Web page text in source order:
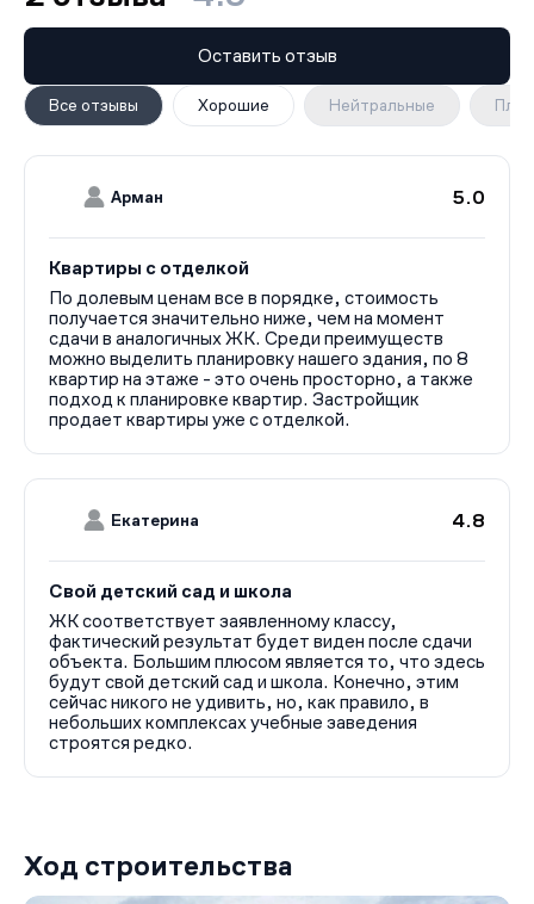
Все отзывы Хорошие Нейтральные
Оставить отзыв
Арман 5.0
Квартиры с отделкой
По долевым ценам все в порядке, стоимость
получается значительно ниже, чем на момент
сдачи в аналогичных ЖК. Среди преимуществ
можно выделить планировку нашего здания, по 8
квартир на этаже - это очень просторно, а также
подход к планировке квартир. Застройщик
продает квартиры уже с отделкой.
Екатерина 4.8
Свой детский сад и школа
ЖК соответствует заявленному классу,
фактический результат будет виден после сдачи
объекта. Большим плюсом является то, что здесь
будут свой детский сад и школа. Конечно, этим
сейчас никого не удивить, но, как правило, в
небольших комплексах учебные заведения
строятся редко.
Ход строительства